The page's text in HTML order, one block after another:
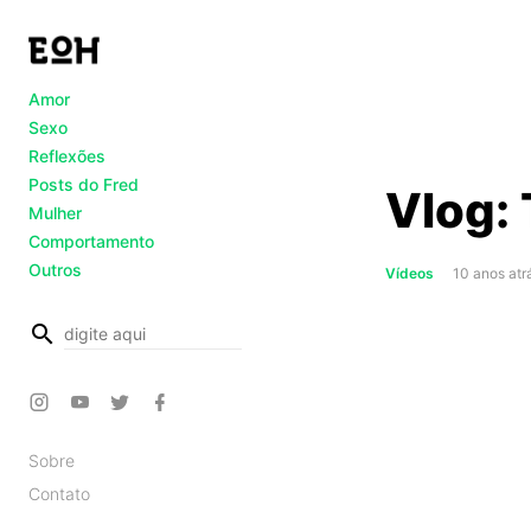
Amor
Sexo
Reflexões
Posts do Fred
Mulher
Comportamento
Outros
busca
Sobre
Contato
Vlog:
Vídeos 10 anos